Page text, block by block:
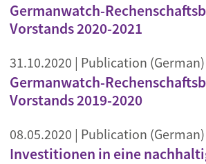
Germanwatch-
Vorstands 2020-2021
31.10.2020 | Publication (German)
Germanwatch-
Vorstands 2019-2020
08.05.2020 | Publication (German)
Investitionen in eine